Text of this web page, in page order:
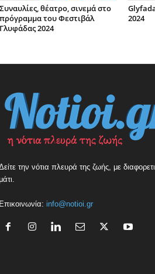
Συναυλίες, θέατρο, σινεμά στο
πρόγραμμα του Φεστιβάλ
Γλυφάδας 2024
2024
την νότια πλευρά της ζωής, με
Επικοινωνία: info@notioi.gr